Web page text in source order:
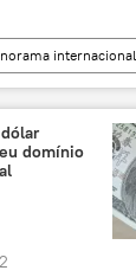
internacional
Yi
China
domínio